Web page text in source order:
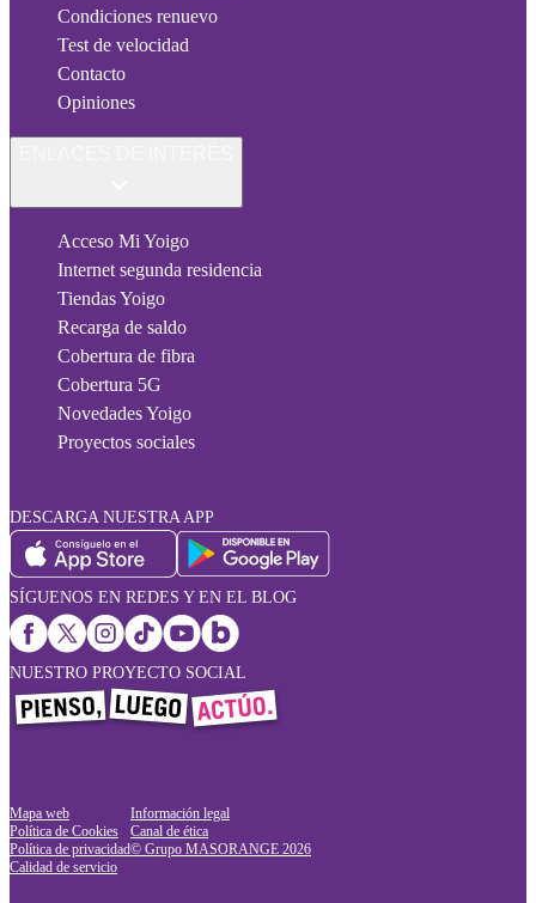
Condiciones renuevo
Test de velocidad
Contacto
Opiniones
Acceso Mi Yoigo
Internet segunda residencia
Tiendas Yoigo
Recarga de saldo
Cobertura de fibra
Cobertura 5G
Novedades Yoigo
Proyectos sociales
DESCARGA NUESTRA APP
SÍGUENOS EN REDES Y EN EL BLOG
NUESTRO PROYECTO SOCIAL
Mapa web
Política de Cookies
Política de privacidad
Calidad de servicio
Información legal
Canal de ética
© Grupo MASORANGE 2026